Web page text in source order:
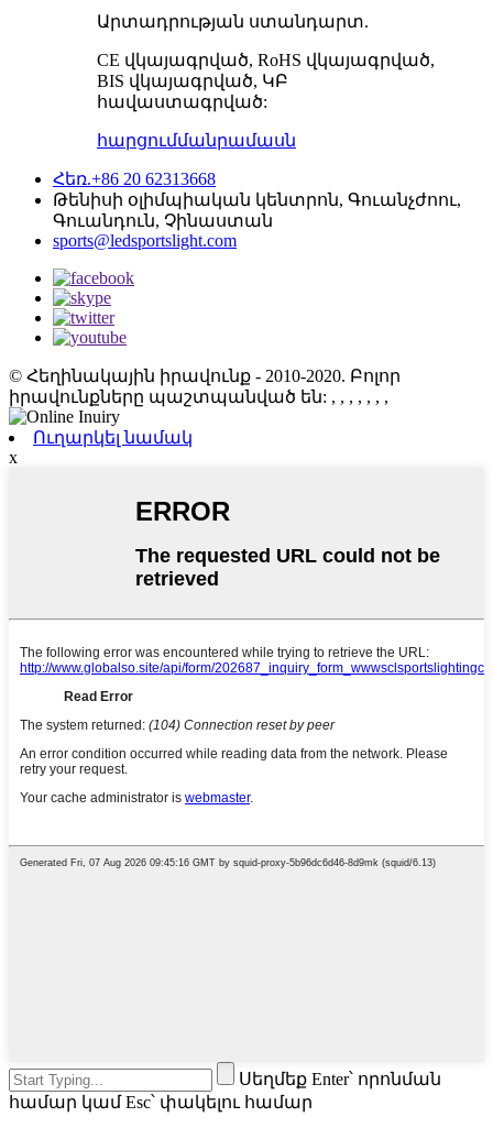
Արտադրության ստանդարտ.
CE վկայագրված, RoHS վկայագրված,
BIS վկայագրված, ԿԲ
հավաստագրված:
հարցումմանրամասն
Հեռ.+86 20 62313668
Թենիսի օլիմպիական կենտրոն, Գուանչժոու,
Գուանդուն, Չինաստան
sports@ledsportslight.com
© Հեղինակային իրավունք - 2010-2020. Բոլոր
իրավունքները պաշտպանված են: , , , , , , ,
Ուղարկել նամակ
x
Սեղմեք Enter՝ որոնման
համար կամ Esc՝ փակելու համար